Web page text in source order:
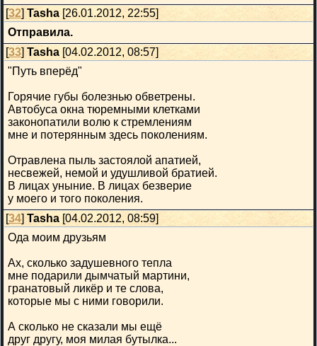
[32]Tasha [26.01.2012, 22:55]
Отправила.
[33]Tasha [04.02.2012, 08:57]
"Путь вперёд"
Горячие губы болезнью обветрены.
Автобуса окна тюремными клетками
законопатили волю к стремлениям
мне и потерянным здесь поколениям.
Отравлена пыль застоялой апатией,
несвежей, немой и удушливой братией.
В лицах уныние. В лицах безверие
у моего и того поколения.
[34]Tasha [04.02.2012, 08:59]
Ода моим друзьям
Ах, сколько задушевного тепла
мне подарили дымчатый мартини,
гранатовый ликёр и те слова,
которые мы с ними говорили.
А сколько не сказали мы ещё
друг другу, моя милая бутылка...